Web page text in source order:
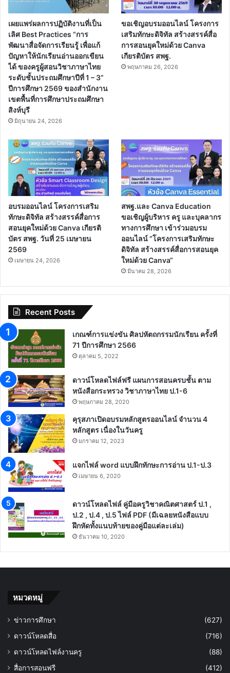
เผยแพร่ผลการปฏิบัติงานที่เป็น
เลิศ Best Practices “การ
พัฒนาสื่อจัดการเรียนรู้ เพื่อแก้
ปัญหาให้นักเรียนอ่านออกเขียน
ได้ ของครูผู้สอนวิชาภาษาไทย
ระดับชั้นประถมศึกษาปีที่ 1 – 3”
ปีการศึกษา 2569 ของสำนักงาน
เขตพื้นที่การศึกษาประถมศึกษา
สิงห์บุรี
มิถุนายน 24, 2026
ขอเชิญอบรมออนไลน์ โครงการ
เสริมทักษะดิจิทัล สร้างสรรค์สื่อ
การสอนยุคใหม่ด้วย Canva
เกียรติบัตร สพฐ.
พฤษภาคม 26, 2026
อบรมออนไลน์ โครงการเสริม
ทักษะดิจิทัล สร้างสรรค์สื่อการ
สอนยุคใหม่ด้วย Canva เกียรติ
บัตร สพฐ. วันที่ 25 เมษายน
2569
เมษายน 24, 2026
สพฐ.และ Canva Education
ขอเชิญผู้บริหาร ครู และบุคลากร
ทางการศึกษา เข้าร่วมอบรม
ออนไลน์ “โครงการเสริมทักษะ
ดิจิทัล สร้างสรรค์สื่อการสอนยุค
ใหม่ด้วย Canva“
มีนาคม 28, 2026
Recent Posts
เกณฑ์การแข่งขัน ศิลปหัตถกรรมนักเรียน ครั้งที่
71 ปีการศึกษา 2566
ตุลาคม 5, 2022
ดาวน์โหลดไฟล์ฟรี แผนการสอนครบชั้น ตาม
หนังสือกระทรวง วิชาภาษาไทย ป.1-6
พฤษภาคม 28, 2020
คุรุสภาเปิดอบรมหลักสูตรออนไลน์ จำนวน 4
หลักสูตร เนื่องในวันครู
มกราคม 12, 2023
แจกไฟล์ word แบบฝึกทักษะการอ่าน ป.1-ป.3
เมษายน 6, 2020
ดาวน์โหลดไฟล์ คู่มือครูวิชาคณิตศาสตร์ ป.1 ,
ป.2 , ป.4 , ป.5 ไฟล์ PDF (มีเฉลยหนังสือแบบ
ฝึกหัดทั้งแนบท้ายของคู่มือแต่ละเล่ม)
ธันวาคม 10, 2020
หมวดหมู่
ข่าวการศึกษา
(627)
ดาวน์โหลดสื่อ
(716)
ดาวน์โหลดไฟล์งานครู
(88)
สื่อการสอนฟรี
(412)